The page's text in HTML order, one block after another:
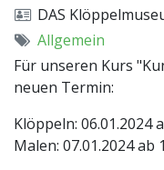
DAS
Allgemein
Für unseren Kurs
neuen Termin:
Klöppeln: 06.01.2024
Malen: 07.01.2024 ab